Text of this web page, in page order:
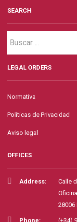
SEARCH
LEGAL ORDERS
Normativa
Políticas de Privacidad
Aviso legal
OFFICES
Address:
Calle
28006
Phone: (+34)